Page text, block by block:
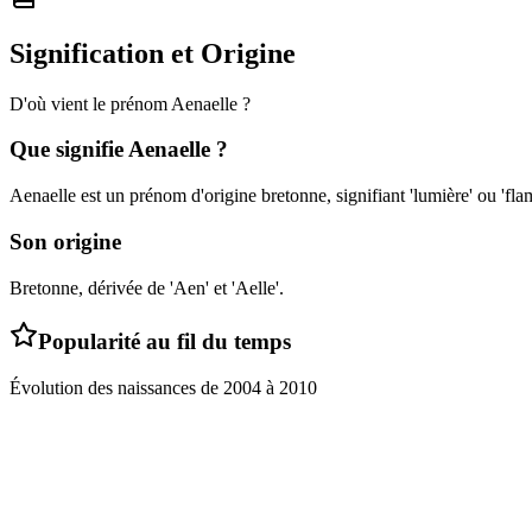
Signification et Origine
D'où vient le prénom Aenaelle ?
Que signifieAenaelle ?
Aenaelle est un prénom d'origine bretonne, signifiant 'lumière' ou
Son origine
Bretonne, dérivée de 'Aen' et 'Aelle'.
Popularité au fil du temps
Évolution des naissances de 2004 à 2010